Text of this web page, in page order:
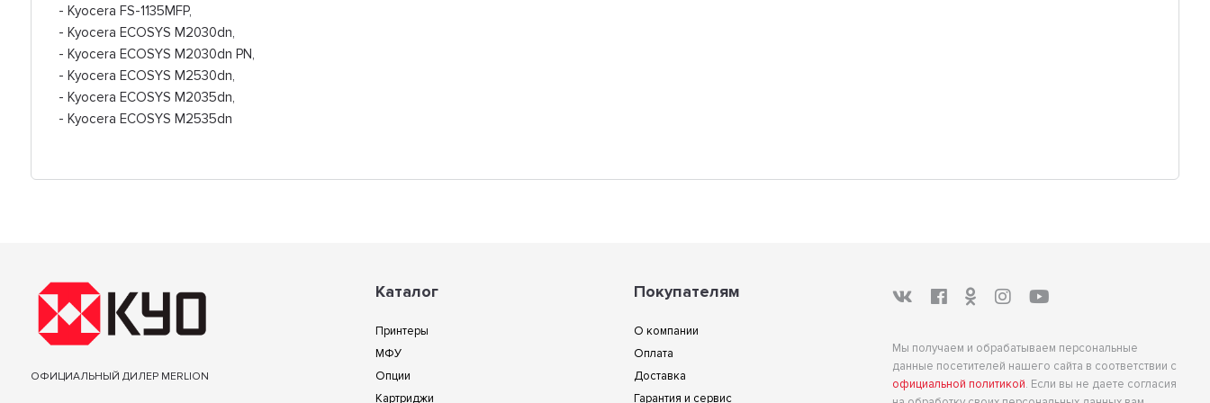
- Kyocera FS-1135MFP,
- Kyocera ECOSYS M2030dn,
- Kyocera ECOSYS M2030dn PN,
- Kyocera ECOSYS M2530dn,
- Kyocera ECOSYS M2035dn,
- Kyocera ECOSYS M2535dn
ОФИЦИАЛЬНЫЙ ДИЛЕР MERLION
Каталог
Принтеры
МФУ
Опции
Картриджи
Покупателям
О компании
Оплата
Доставка
Гарантия и сервис
Мы получаем и обрабатываем персональные
данные посетителей нашего сайта в соответствии с
официальной политикой. Если вы не даете согласия